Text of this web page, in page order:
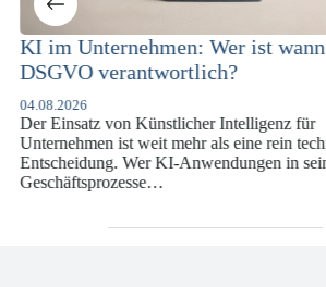
Wer ist wann nach der
verantwortlich?
von Künstlicher Intelligenz für
ist weit mehr als eine rein technologische
Wer KI-Anwendungen in seine